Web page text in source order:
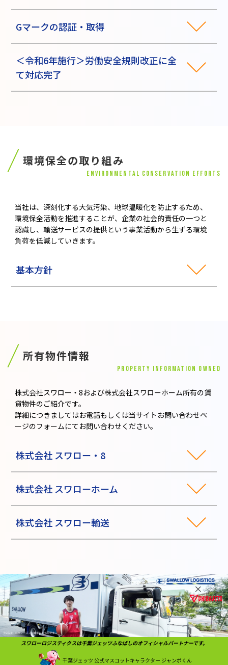
Gマークの認証・取得
＜令和6年施行＞労働安全規則改正に全
て対応完了
環境保全の取り組み
ENVIRONMENTAL CONSERVATION EFFORTS
当社は、深刻化する大気汚染、地球温暖化を防止するため、
環境保全活動を推進することが、企業の社会的責任の一つと
認識し、輸送サービスの提供という事業活動から生ずる環境
負荷を低減していきます。
基本方針
所有物件情報
PROPERTY INFORMATION OWNED
株式会社スワロー・8および株式会社スワローホーム所有の賃
貸物件のご紹介です。
詳細につきましてはお電話もしくは当サイトお問い合わせペ
ージのフォームにてお問い合わせください。
株式会社 スワロー・8
株式会社 スワローホーム
株式会社 スワロー輸送
スワローロジスティクスは千葉ジェッツふなばしのオフィシャルパートナーです。
千葉ジェッツ 公式マスコットキャラクター ジャンボくん